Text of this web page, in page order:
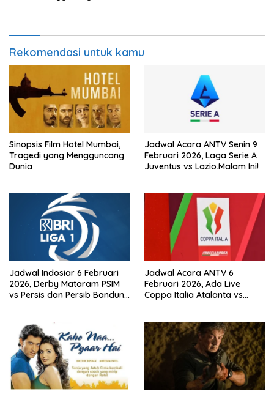
Rekomendasi untuk kamu
Sinopsis Film Hotel Mumbai,
Tragedi yang Mengguncang
Dunia
Jadwal Acara ANTV Senin 9
Februari 2026, Laga Serie A
Juventus vs Lazio.Malam Ini!
Jadwal Indosiar 6 Februari
2026, Derby Mataram PSIM
vs Persis dan Persib Bandung
Jadwal Acara ANTV 6
Februari 2026, Ada Live
Coppa Italia Atalanta vs
Tumhaara’